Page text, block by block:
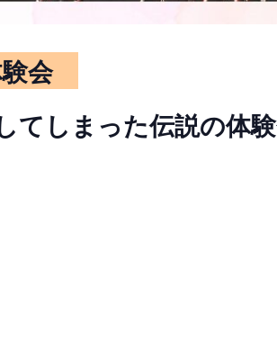
会
てしまった伝説の体